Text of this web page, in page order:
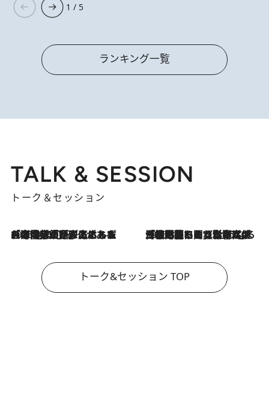
1 / 5
ランキング一覧
TALK & SESSION
トーク＆セッション
2026.8.3
「今後値上げがあるとすれば…」「リスクがあるのは今年の冬」エネルギー専門家が語る、ホルムズ海峡封鎖が家庭にもたらす“ある心配” 2026.8.3
「住宅建てられない…」「サーチャージ料の高値が続いている」ホルムズ海峡封鎖による影響はいつまで続く？《エネルギー専門家に聞く“どうなる日本の暮らし”》
トーク&セッション TOP